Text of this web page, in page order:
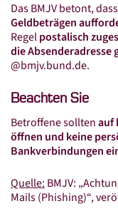
Digitale Steuerakte
Belegmanagement
Aktuelles
News
E-Rechnung
Veranstaltungen
Karriere
Das BMJV betont,
Geldbeträgen
Regelpostalisch
die Absenderadresse
@bmjv.bund.de.
Beachten Sie
Betroffene solltenauf
öffnen und keine
Bankverbindungen
Quelle: BMJV:
Mails (Phishing)“,